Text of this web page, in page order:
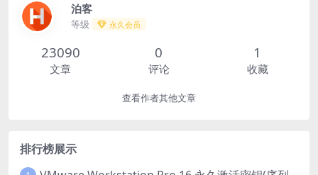
泊客
等级 永久会员
23090
文章
0
评论
1
收藏
查看作者其他文章
排行榜展示